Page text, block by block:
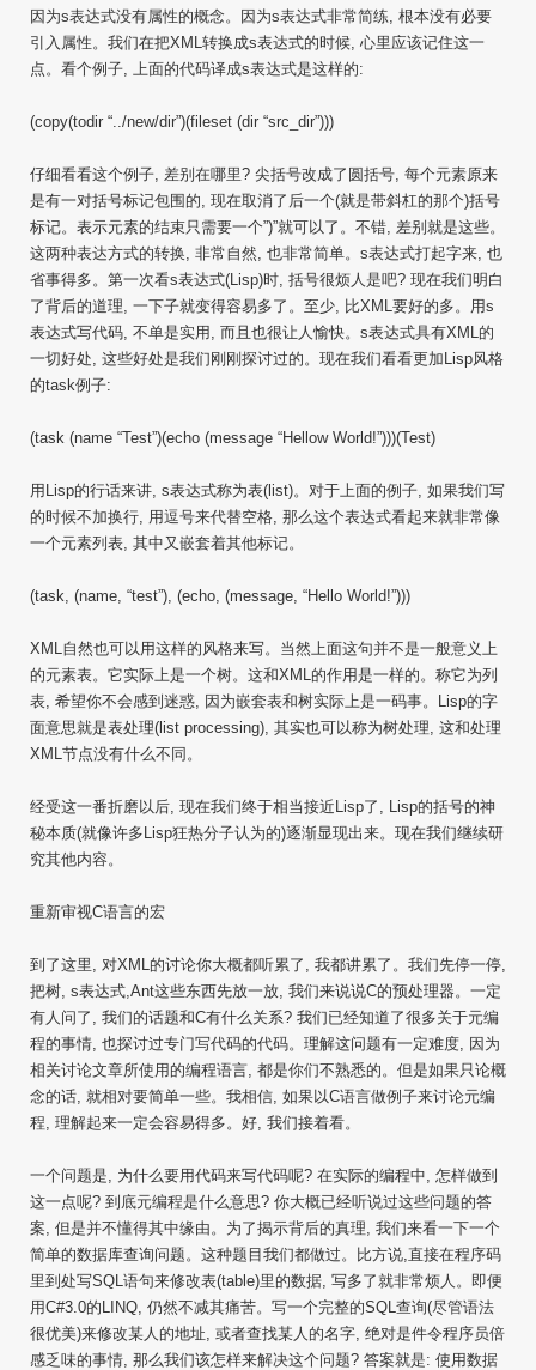
因为s表达式没有属性的概念。因为s表达式非常简练, 根本没有必要
引入属性。我们在把XML转换成s表达式的时候, 心里应该记住这一
点。看个例子, 上面的代码译成s表达式是这样的:
(copy(todir “../new/dir”)(fileset (dir “src_dir”)))
仔细看看这个例子, 差别在哪里? 尖括号改成了圆括号, 每个元素原来
是有一对括号标记包围的, 现在取消了后一个(就是带斜杠的那个)括号
标记。表示元素的结束只需要一个”)”就可以了。不错, 差别就是这些。
这两种表达方式的转换, 非常自然, 也非常简单。s表达式打起字来, 也
省事得多。第一次看s表达式(Lisp)时, 括号很烦人是吧? 现在我们明白
了背后的道理, 一下子就变得容易多了。至少, 比XML要好的多。用s
表达式写代码, 不单是实用, 而且也很让人愉快。s表达式具有XML的
一切好处, 这些好处是我们刚刚探讨过的。现在我们看看更加Lisp风格
的task例子:
(task (name “Test”)(echo (message “Hellow World!”)))(Test)
用Lisp的行话来讲, s表达式称为表(list)。对于上面的例子, 如果我们写
的时候不加换行, 用逗号来代替空格, 那么这个表达式看起来就非常像
一个元素列表, 其中又嵌套着其他标记。
(task, (name, “test”), (echo, (message, “Hello World!”)))
XML自然也可以用这样的风格来写。当然上面这句并不是一般意义上
的元素表。它实际上是一个树。这和XML的作用是一样的。称它为列
表, 希望你不会感到迷惑, 因为嵌套表和树实际上是一码事。Lisp的字
面意思就是表处理(list processing), 其实也可以称为树处理, 这和处理
XML节点没有什么不同。
经受这一番折磨以后, 现在我们终于相当接近Lisp了, Lisp的括号的神
秘本质(就像许多Lisp狂热分子认为的)逐渐显现出来。现在我们继续研
究其他内容。
重新审视C语言的宏
到了这里, 对XML的讨论你大概都听累了, 我都讲累了。我们先停一停,
把树, s表达式,Ant这些东西先放一放, 我们来说说C的预处理器。一定
有人问了, 我们的话题和C有什么关系? 我们已经知道了很多关于元编
程的事情, 也探讨过专门写代码的代码。理解这问题有一定难度, 因为
相关讨论文章所使用的编程语言, 都是你们不熟悉的。但是如果只论概
念的话, 就相对要简单一些。我相信, 如果以C语言做例子来讨论元编
程, 理解起来一定会容易得多。好, 我们接着看。
一个问题是, 为什么要用代码来写代码呢? 在实际的编程中, 怎样做到
这一点呢? 到底元编程是什么意思? 你大概已经听说过这些问题的答
案, 但是并不懂得其中缘由。为了揭示背后的真理, 我们来看一下一个
简单的数据库查询问题。这种题目我们都做过。比方说,直接在程序码
里到处写SQL语句来修改表(table)里的数据, 写多了就非常烦人。即便
用C#3.0的LINQ, 仍然不减其痛苦。写一个完整的SQL查询(尽管语法
很优美)来修改某人的地址, 或者查找某人的名字, 绝对是件令程序员倍
感乏味的事情, 那么我们该怎样来解决这个问题? 答案就是: 使用数据